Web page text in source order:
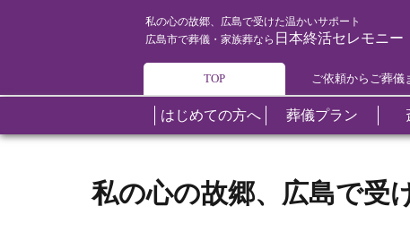
私の心の故郷、広島で受けた温かいサポート
広島市で葬儀・家族葬なら 日本終活セレモニー
TOP ご依頼からご葬儀
はじめての方へ 葬儀プラン
エリアご紹介
お客様の声 私の心の故郷、広島で受けた温か
私の心の故郷、広島で受